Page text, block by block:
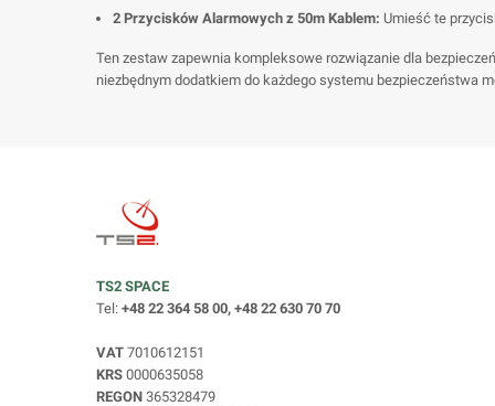
2 Przycisków Alarmowych z 50m Kablem: Umieść te
Ten zestaw zapewnia kompleksowe rozwiązanie dla
niezbędnym dodatkiem do każdego systemu bezpieczeństwa
TS2 SPACE
Tel: +48 22 364 58 00, +48 22 630 70 70
VAT 7010612151
KRS 0000635058
REGON 365328479